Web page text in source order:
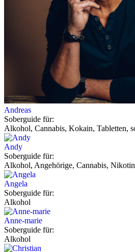
Andreas
Soberguide für:
Alkohol, Cannabis, Kokain, Tabletten,
Andy
Soberguide für:
Alkohol, Angehörige, Cannabis,
Angela
Soberguide für:
Alkohol
Anne-marie
Soberguide für:
Alkohol